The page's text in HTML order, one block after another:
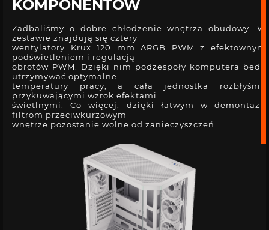
KOMPONENTÓW
Zadbaliśmy o dobre chłodzenie wnętrza obudowy. W
zestawie znajdują się cztery
wentylatory Krux 120 mm ARGB PWM z efektownym
podświetleniem i regulacją
obrotów PWM. Dzięki nim podzespoły komputera będą
utrzymywać optymalne
temperatury pracy, a cała jednostka rozbłyśnie
przykuwającymi wzrok efektami
świetlnymi. Co więcej, dzięki łatwym w demontażu
filtrom przeciwkurzowym
wnętrze pozostanie wolne od zanieczyszczeń.